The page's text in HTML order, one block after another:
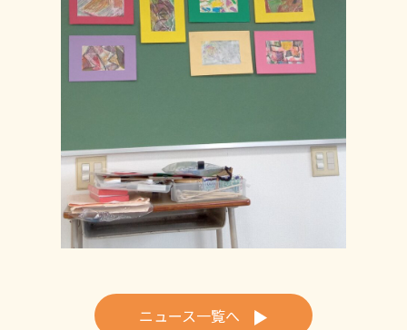
ニュース一覧へ